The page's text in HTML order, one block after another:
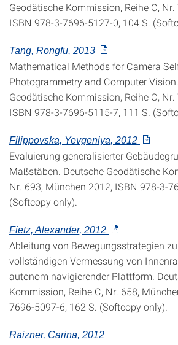
Geodätische Kommission, Reihe C,
ISBN 978-3-7696-5127-0, 104 S.
Tang, Rongfu, 2013
Mathematical Methods for Camera
Photogrammetry and Computer
Geodätische Kommission, Reihe C,
ISBN 978-3-7696-5115-7, 111 S.
Filippovska, Yevgeniya, 2012
Evaluierung generalisierter
Maßstäben. Deutsche Geodätische
Nr. 693, München 2012, ISBN 978-3-
(Softcopy only).
Fietz, Alexander, 2012
Ableitung von Bewegungsstrategien
vollständigen Vermessung von
autonom navigierender Plattform.
Kommission, Reihe C, Nr. 658,
7696-5097-6, 162 S. (Softcopy only).
Raizner, Carina, 2012